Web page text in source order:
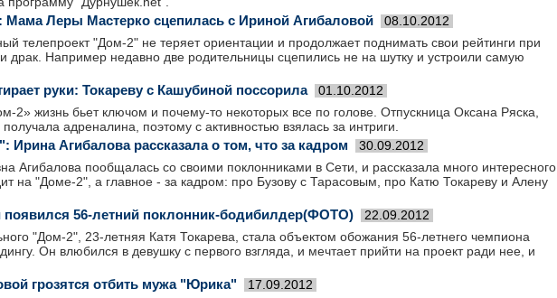
Леры Мастерко сцепилась с Ириной Агибаловой 08.10.2012
телепроект "Дом-2" не теряет ориентации и продолжает поднимать свои рейтинги при
драк. Например недавно две родительницы сцепились не на шутку и устроили самую
руки: Токареву с Кашубиной поссорила 01.10.2012
2» жизнь бьет ключом и почему-то некоторых все по голове. Отпускница Оксана Ряска,
адреналина, поэтому с активностью взялась за интриги.
Ирина Агибалова рассказала о том, что за кадром 30.09.2012
Агибалова пообщалась со своими поклонниками в Сети, и рассказала много интересного
на "Доме-2", а главное - за кадром: про Бузову с Тарасовым, про Катю Токареву и Алену
появился 56-летний поклонник-бодибилдер(ФОТО) 22.09.2012
"Дом-2", 23-летняя Катя Токарева, стала объектом обожания 56-летнего чемпиона
Он влюбился в девушку с первого взгляда, и мечтает прийти на проект ради нее, и
грозятся отбить мужа "Юрика" 17.09.2012